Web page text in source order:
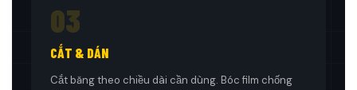
03
CẮT & DÁN
Cắt băng theo chiều dài cần dùng. Bóc film chống